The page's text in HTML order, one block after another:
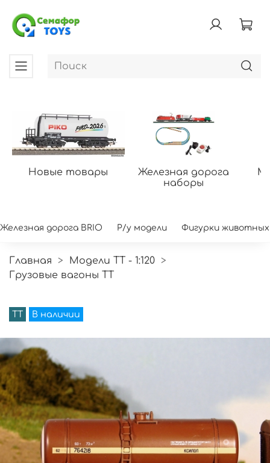
Новые товары
Железная дорога
наборы
Железная дорога BRIO Р/у модели Фигурки животных
Главная
Модели ТТ - 1:120
Грузовые вагоны TT
TT В наличии